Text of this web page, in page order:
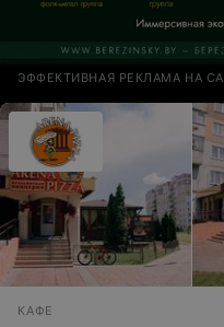
ЭФФЕКТИВНАЯ РЕКЛАМА НА
КАФЕ